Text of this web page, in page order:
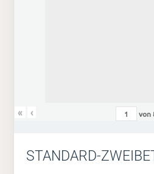
« ‹ von
STANDARD-